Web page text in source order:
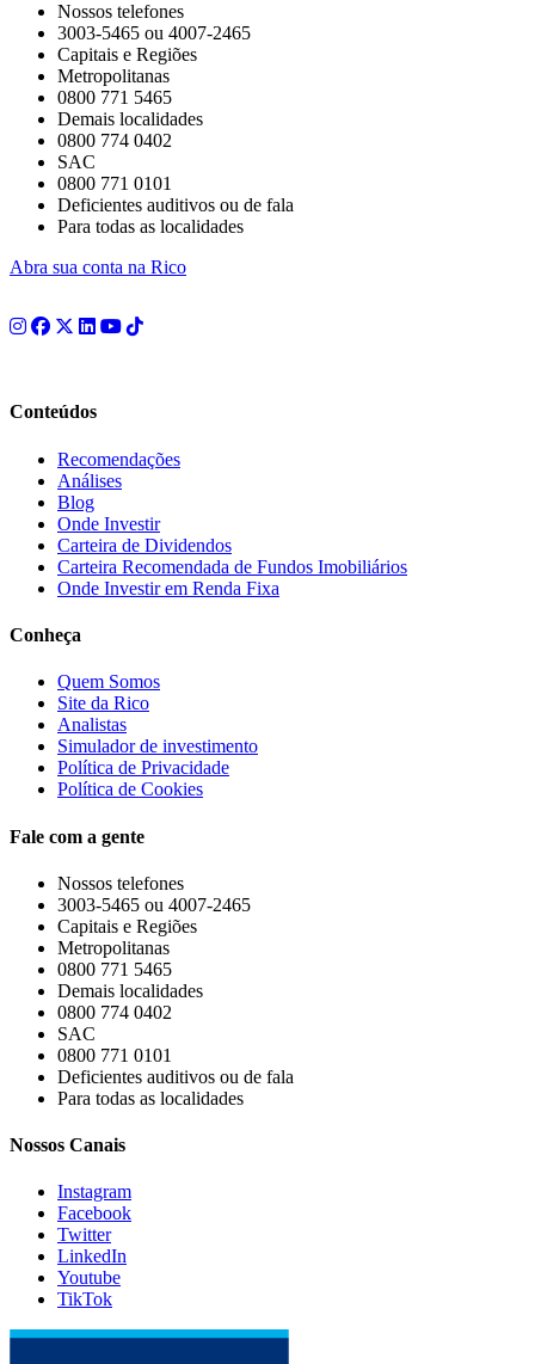
Nossos telefones
3003-5465 ou 4007-2465
Capitais e Regiões
Metropolitanas
0800 771 5465
Demais localidades
0800 774 0402
SAC
0800 771 0101
Deficientes auditivos ou de fala
Para todas as localidades
Abra sua conta na Rico
Conteúdos
Recomendações
Análises
Blog
Onde Investir
Carteira de Dividendos
Carteira Recomendada de Fundos Imobiliários
Onde Investir em Renda Fixa
Conheça
Quem Somos
Site da Rico
Analistas
Simulador de investimento
Política de Privacidade
Política de Cookies
Fale com a gente
Nossos telefones
3003-5465 ou 4007-2465
Capitais e Regiões
Metropolitanas
0800 771 5465
Demais localidades
0800 774 0402
SAC
0800 771 0101
Deficientes auditivos ou de fala
Para todas as localidades
Nossos Canais
Instagram
Facebook
Twitter
LinkedIn
Youtube
TikTok